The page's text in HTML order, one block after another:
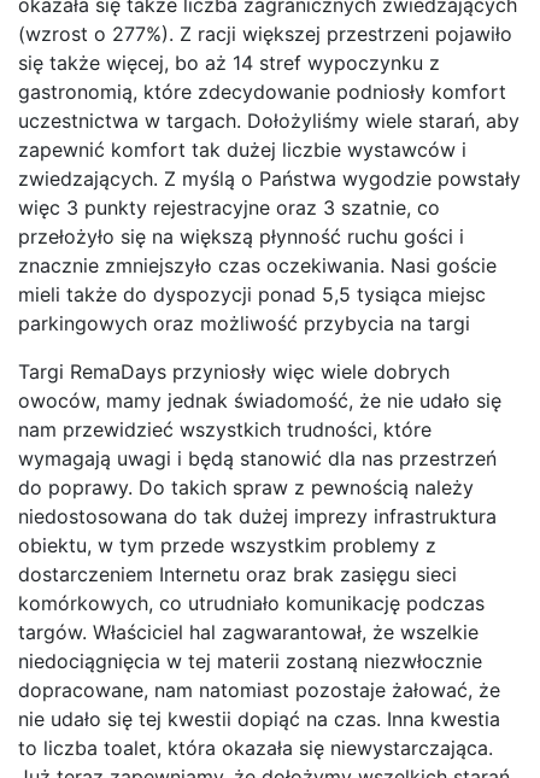
okazała się także liczba zagranicznych zwiedzających
(wzrost o 277%). Z racji większej przestrzeni pojawiło
się także więcej, bo aż 14 stref wypoczynku z
gastronomią, które zdecydowanie podniosły komfort
uczestnictwa w targach. Dołożyliśmy wiele starań, aby
zapewnić komfort tak dużej liczbie wystawców i
zwiedzających. Z myślą o Państwa wygodzie powstały
więc 3 punkty rejestracyjne oraz 3 szatnie, co
przełożyło się na większą płynność ruchu gości i
znacznie zmniejszyło czas oczekiwania. Nasi goście
mieli także do dyspozycji ponad 5,5 tysiąca miejsc
parkingowych oraz możliwość przybycia na targi
Targi RemaDays przyniosły więc wiele dobrych
owoców, mamy jednak świadomość, że nie udało się
nam przewidzieć wszystkich trudności, które
wymagają uwagi i będą stanowić dla nas przestrzeń
do poprawy. Do takich spraw z pewnością należy
niedostosowana do tak dużej imprezy infrastruktura
obiektu, w tym przede wszystkim problemy z
dostarczeniem Internetu oraz brak zasięgu sieci
komórkowych, co utrudniało komunikację podczas
targów. Właściciel hal zagwarantował, że wszelkie
niedociągnięcia w tej materii zostaną niezwłocznie
dopracowane, nam natomiast pozostaje żałować, że
nie udało się tej kwestii dopiąć na czas. Inna kwestia
to liczba toalet, która okazała się niewystarczająca.